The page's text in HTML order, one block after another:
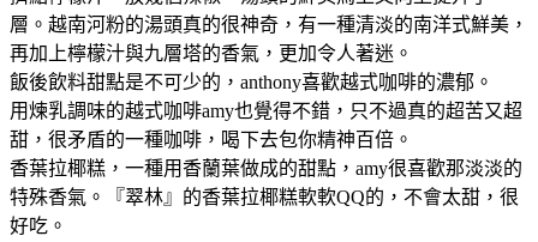
層。越南河粉的湯頭真的很神奇，有一種清淡的南洋式鮮美，
再加上檸檬汁與九層塔的香氣，更加令人著迷。
飯後飲料甜點是不可少的，anthony喜歡越式咖啡的濃郁。
用煉乳調味的越式咖啡amy也覺得不錯，只不過真的超苦又超
甜，很矛盾的一種咖啡，喝下去包你精神百倍。
香葉拉椰糕，一種用香蘭葉做成的甜點，amy很喜歡那淡淡的
特殊香氣。『翠林』的香葉拉椰糕軟軟QQ的，不會太甜，很
好吃。